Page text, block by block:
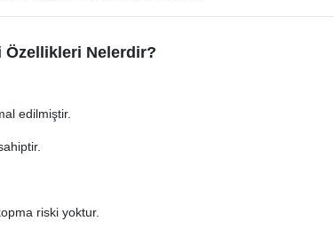
Özellikleri Nelerdir?
edilmiştir.
riski yoktur.